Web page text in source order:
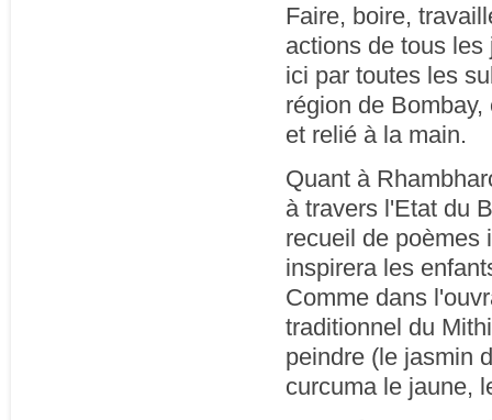
Faire, boire,
actions de tous
ici par toutes les
région de
et relié à la main.
Quant à
à travers l'Etat du
recueil de poèmes
inspirera les
Comme dans
traditionnel du
peindre (le jasmin
curcuma le jaune,